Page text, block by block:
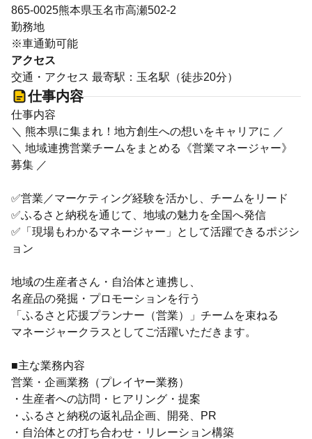
865-0025熊本県玉名市高瀬502-2
勤務地
※車通勤可能
アクセス
交通・アクセス 最寄駅：玉名駅（徒歩20分）
仕事内容
仕事内容
＼ 熊本県に集まれ！地方創生への想いをキャリアに ／
＼ 地域連携営業チームをまとめる《営業マネージャー》
募集 ／
✅営業／マーケティング経験を活かし、チームをリード
✅ふるさと納税を通じて、地域の魅力を全国へ発信
✅「現場もわかるマネージャー」として活躍できるポジシ
ョン
地域の生産者さん・自治体と連携し、
名産品の発掘・プロモーションを行う
「ふるさと応援プランナー（営業）」チームを束ねる
マネージャークラスとしてご活躍いただきます。
■主な業務内容
営業・企画業務（プレイヤー業務）
・生産者への訪問・ヒアリング・提案
・ふるさと納税の返礼品企画、開発、PR
・自治体との打ち合わせ・リレーション構築